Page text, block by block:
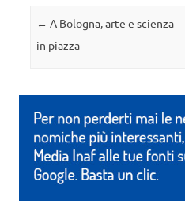
Navigazione articolo
← A Bologna, arte e scienza
in piazza